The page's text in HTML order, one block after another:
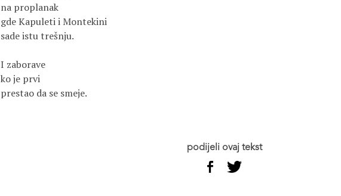
na proplanak
gde Kapuleti i Montekini
sade istu trešnju.
I zaborave
ko je prvi
prestao da se smeje.
podijeli ovaj tekst